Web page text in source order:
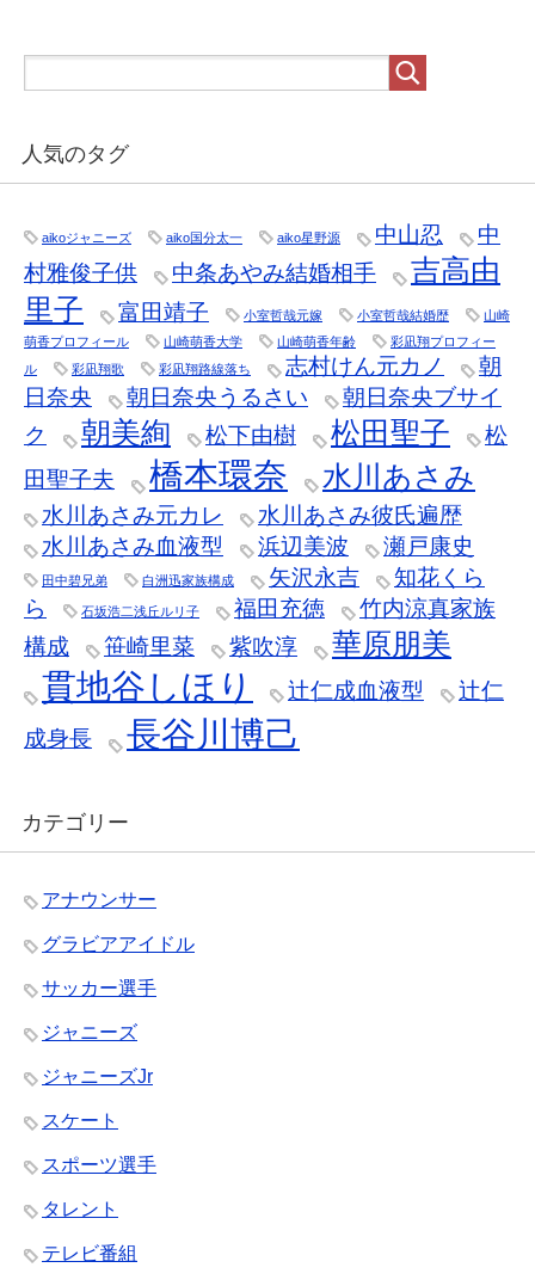
人気のタグ
aikoジャニーズ aiko国分太一 aiko星野源 中山忍
中
村雅俊子供
中条あやみ結婚相手
吉高由
里子
富田靖子 小室哲哉元嫁 小室哲哉結婚歴
山崎
萌香プロフィール
山崎萌香大学 山崎萌香年齢
彩凪翔プロフィー
ル
彩凪翔歌 彩凪翔路線落ち 志村けん元カノ
朝
日奈央
朝日奈央うるさい
朝日奈央ブサイ
ク
朝美絢 松下由樹 松田聖子
松
田聖子夫
橋本環奈 水川あさみ
水川あさみ元カレ
水川あさみ彼氏遍歴
水川あさみ血液型
浜辺美波 瀬戸康史
田中碧兄弟 白洲迅家族構成 矢沢永吉
知花くら
ら
石坂浩二浅丘ルリ子 福田充徳
竹内涼真家族
構成
笹崎里菜 紫吹淳 華原朋美
貫地谷しほり 辻仁成血液型
辻仁
成身長
長谷川博己
カテゴリー
アナウンサー
グラビアアイドル
サッカー選手
ジャニーズ
ジャニーズJr
スケート
スポーツ選手
タレント
テレビ番組